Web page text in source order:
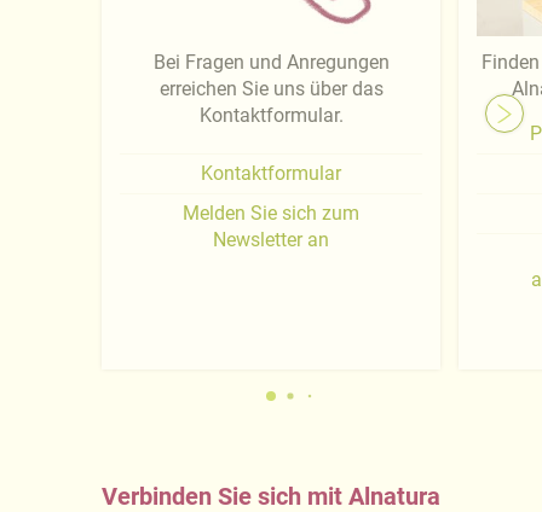
Bei Fragen und Anregungen
erreichen Sie uns über das
Kontaktformular.
Kontaktformular
Melden Sie sich zum
Newsletter an
Verbinden Sie sich mit Alnatura